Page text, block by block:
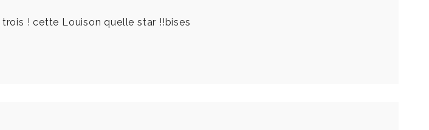
! cette Louison quelle star !!bises